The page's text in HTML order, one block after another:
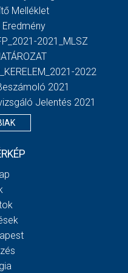
Melléklet
2021_MLSZ
2022
2021
Jelentés 2021